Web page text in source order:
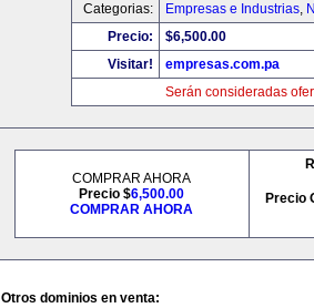
Categorias:
Empresas e Industrias,
Precio:
$6,500.00
Visitar!
empresas.com.pa
Serán consideradas
COMPRAR AHORA
Precio $6,500.00
COMPRAR AHORA
Precio
Otros dominios en venta: